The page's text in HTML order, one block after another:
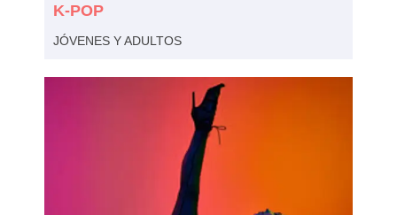
K-POP
JÓVENES Y ADULTOS